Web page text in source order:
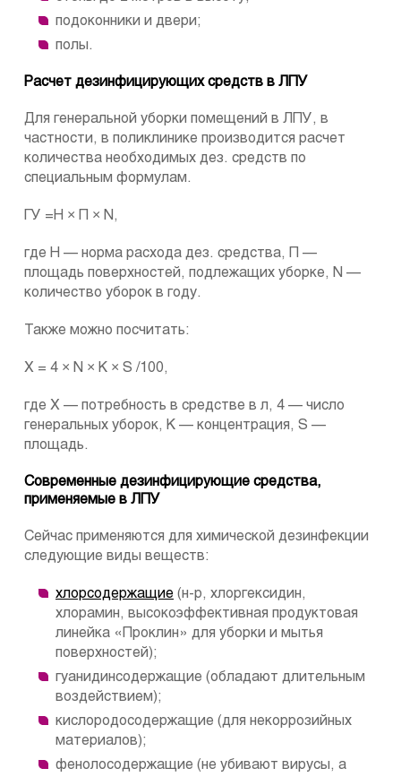
подоконники и двери;
полы.
Расчет дезинфицирующих средств в ЛПУ
Для генеральной уборки помещений в ЛПУ, в
частности, в поликлинике производится расчет
количества необходимых дез. средств по
специальным формулам.
ГУ =Н × П × N,
где Н — норма расхода дез. средства, П —
площадь поверхностей, подлежащих уборке, N —
количество уборок в году.
Также можно посчитать:
Х = 4 × N × К × S /100,
где Х — потребность в средстве в л, 4 — число
генеральных уборок, К — концентрация, S —
площадь.
Современные дезинфицирующие средства,
применяемые в ЛПУ
Сейчас применяются для химической дезинфекции
следующие виды веществ:
хлорсодержащие (н-р, хлоргексидин,
хлорамин, высокоэффективная продуктовая
линейка «Проклин» для уборки и мытья
поверхностей);
гуанидинсодержащие (обладают длительным
воздействием);
кислородосодержащие (для некоррозийных
материалов);
фенолосодержащие (не убивают вирусы, а